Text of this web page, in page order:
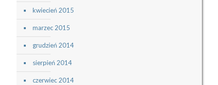
kwiecień 2015
marzec 2015
grudzień 2014
sierpień 2014
czerwiec 2014